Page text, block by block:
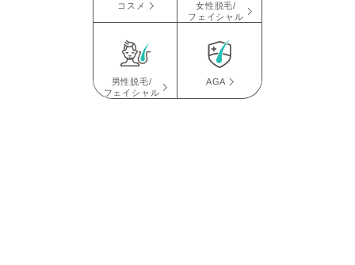
コスメ
女性脱毛/
フェイシャル
男性脱毛/
フェイシャル
AGA